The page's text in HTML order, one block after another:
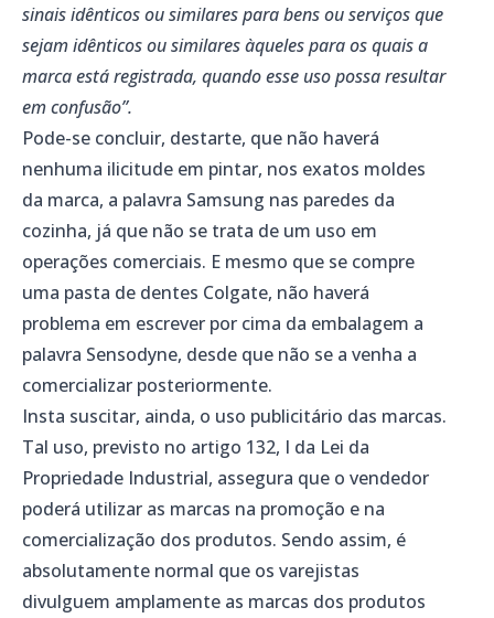
sinais idênticos ou similares para bens ou serviços que
sejam idênticos ou similares àqueles para os quais a
marca está registrada, quando esse uso possa resultar
em confusão”.
Pode-se concluir, destarte, que não haverá
nenhuma ilicitude em pintar, nos exatos moldes
da marca, a palavra Samsung nas paredes da
cozinha, já que não se trata de um uso em
operações comerciais. E mesmo que se compre
uma pasta de dentes Colgate, não haverá
problema em escrever por cima da embalagem a
palavra Sensodyne, desde que não se a venha a
comercializar posteriormente.
Insta suscitar, ainda, o uso publicitário das marcas.
Tal uso, previsto no artigo 132, I da Lei da
Propriedade Industrial, assegura que o vendedor
poderá utilizar as marcas na promoção e na
comercialização dos produtos. Sendo assim, é
absolutamente normal que os varejistas
divulguem amplamente as marcas dos produtos